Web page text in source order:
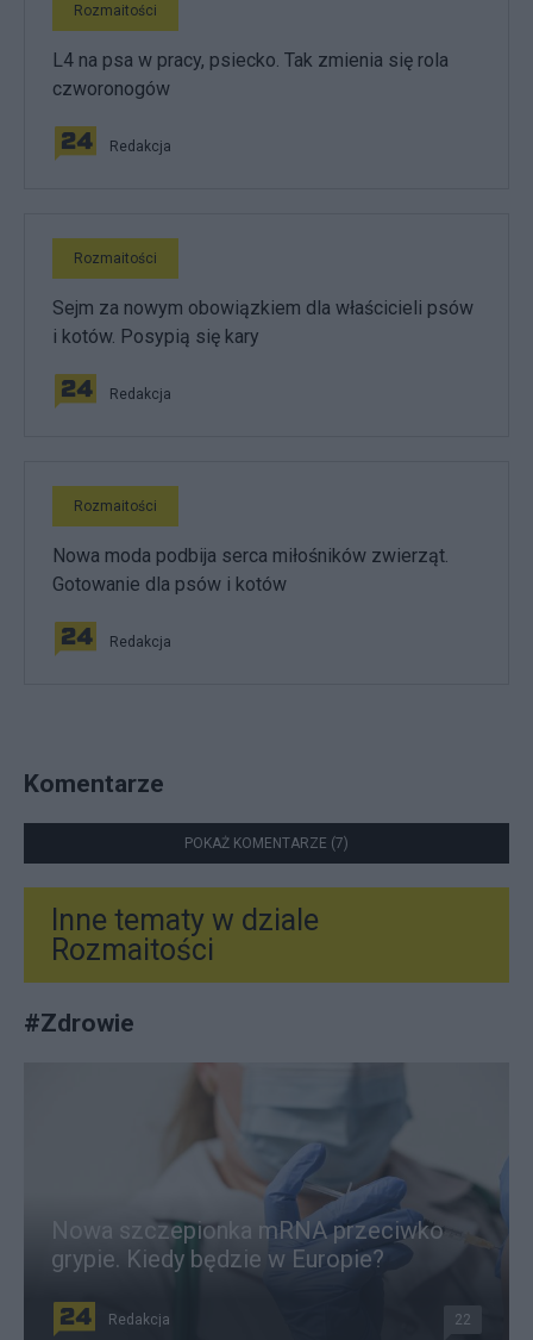
Rozmaitości
L4 na psa w pracy, psiecko. Tak zmienia się rola
czworonogów
Redakcja
Rozmaitości
Sejm za nowym obowiązkiem dla właścicieli psów
i kotów. Posypią się kary
Redakcja
Rozmaitości
Nowa moda podbija serca miłośników zwierząt.
Gotowanie dla psów i kotów
Redakcja
Komentarze
POKAŻ KOMENTARZE (7)
Inne tematy w dziale
Rozmaitości
#Zdrowie
Nowa szczepionka mRNA przeciwko
grypie. Kiedy będzie w Europie?
Redakcja 22